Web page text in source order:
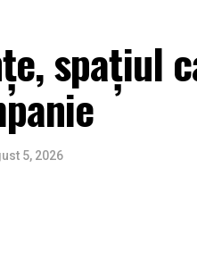
tesuturi din cavitatea
tehnologia poate fi
completeaza
poate reprezenta
particularitatile
spațiul
5, 2026